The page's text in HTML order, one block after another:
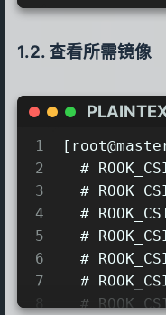
查看所需镜像
1
2
3
4
5
6
7
8
#
#
#
#
#
#
#